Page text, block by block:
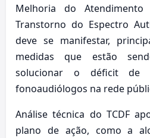
Melhoria do
Transtorno do Espectro
deve se manifestar,
medidas que estão
solucionar o déficit de
fonoaudiólogos na rede
Análise técnica do TCDF
plano de ação, como a